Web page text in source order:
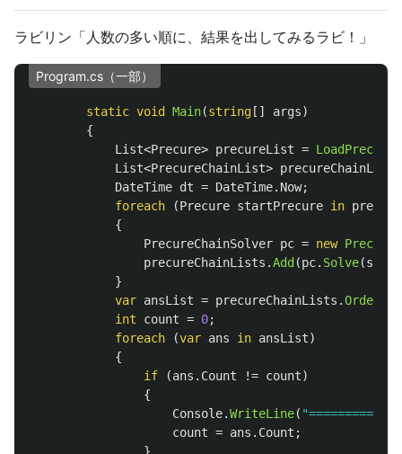
ラビリン「人数の多い順に、結果を出してみるラビ！」
Program.cs（一部）
static void Main(string [] args)
{
List<Precure> precureList = LoadPrecure
List<PrecureChainList> precureChainLists
DateTime dt = DateTime. Now;
foreach
(Precure startPrecure in
{
PrecureChainSolver pc = new
precureChainLists .Add (pc. Solve(
}
var ansList = precureChainLists .
int
count = 0;
foreach
(var ans in ansList)
{
if
(ans . Count != count)
{
Console.WriteLine(
count = ans . Count ;